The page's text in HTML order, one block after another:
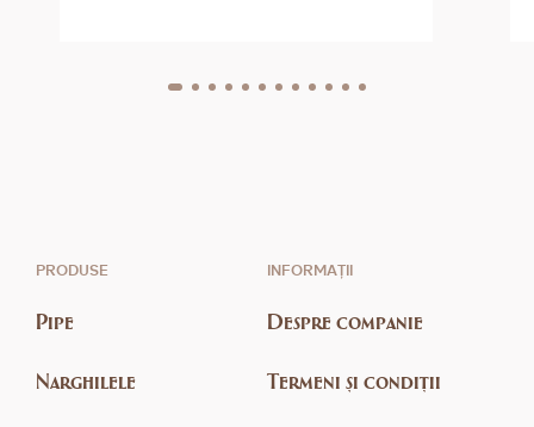
PRODUSE
Pipe
Narghilele
INFORMAȚII
Despre companie
Termeni și condiții